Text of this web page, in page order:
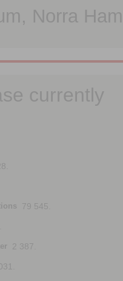
Norra
currently
79 545.
2 387.